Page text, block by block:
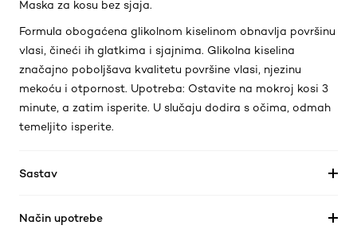
Maska za kosu bez sjaja.
Formula obogaćena glikolnom kiselinom obnavlja površinu
vlasi, čineći ih glatkima i sjajnima. Glikolna kiselina
značajno poboljšava kvalitetu površine vlasi, njezinu
mekoću i otpornost. Upotreba: Ostavite na mokroj kosi 3
minute, a zatim isperite. U slučaju dodira s očima, odmah
temeljito isperite.
Sastav
Način upotrebe